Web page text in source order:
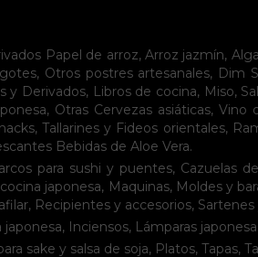
Papel de arroz, Arroz jazmín,
, Otros postres artesanales, Dim
y Derivados, Libros de cocina, Miso,
, Otras Cervezas asiáticas, Vino
,Tallarines y Fideos orientales,
Bebidas de Aloe Vera.
para sushi y puentes, Cazuelas
japonesa, Maquinas, Moldes y
, Recipientes y accesorios,
japonesa, Inciensos, Lámparas
sake y salsa de soja, Platos, Tapas,